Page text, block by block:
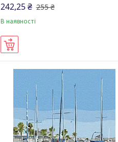
242,25 ₴ 255 ₴
В наявності